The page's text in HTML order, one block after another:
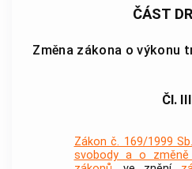
ČÁST
Změna zákona o výkonu
Čl. III
Zákon č. 169/1999
svobody a o změně